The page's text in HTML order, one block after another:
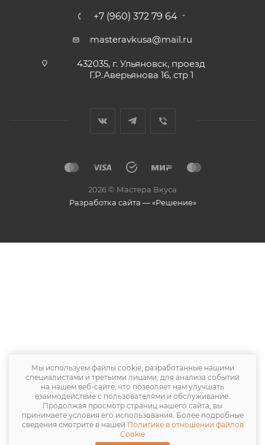
+7 (960) 372 79 64
masteravkusa@mail.ru
432035, г. Ульяновск, проезд
Г.Р.Аверьянова 16, стр 1
2026 © Мастера Вкуса
Разработка сайта — «Решение»
Мы используем файлы cookie, разработанные нашими
специалистами и третьими лицами, для анализа событий
на нашем веб-сайте, что позволяет нам улучшать
взаимодействие с пользователями и обслуживание.
Продолжая просмотр страниц нашего сайта, вы
принимаете условия его использования. Более подробные
сведения смотрите в нашей Политике в отношении файлов
Cookie